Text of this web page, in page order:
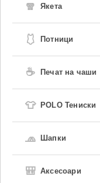
🧣 Якета
🩱 Потници
☕ Печат на чаши
👕 POLO Тениски
🧢 Шапки
🎒 Аксесоари